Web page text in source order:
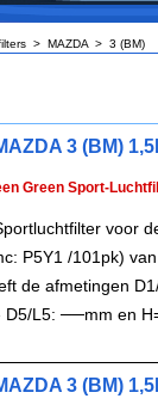
> MAZDA > 3 (BM)
3 (BM)
Green Sport-
voor
P5Y1 /101pk)
de afmetingen
L5: ──mm en
3 (BM)